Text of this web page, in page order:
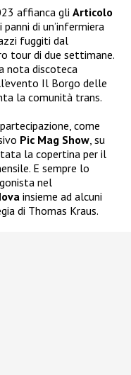
affianca gli Articolo
di un’infermiera
fuggiti dal
tour di due settimane.
nota discoteca
Il Borgo delle
la comunità trans.
come
Pic Mag Show , su
la copertina per il
E sempre lo
nel
insieme ad alcuni
di Thomas Kraus.